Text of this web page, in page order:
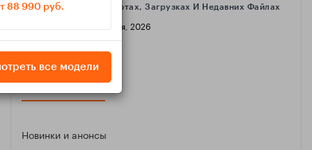
Скриншотах, Загрузках И Недавних Файлах
16 Апреля, 2026
КАТЕГОРИИ
Новинки и анонсы
88 990 руб.
все модели